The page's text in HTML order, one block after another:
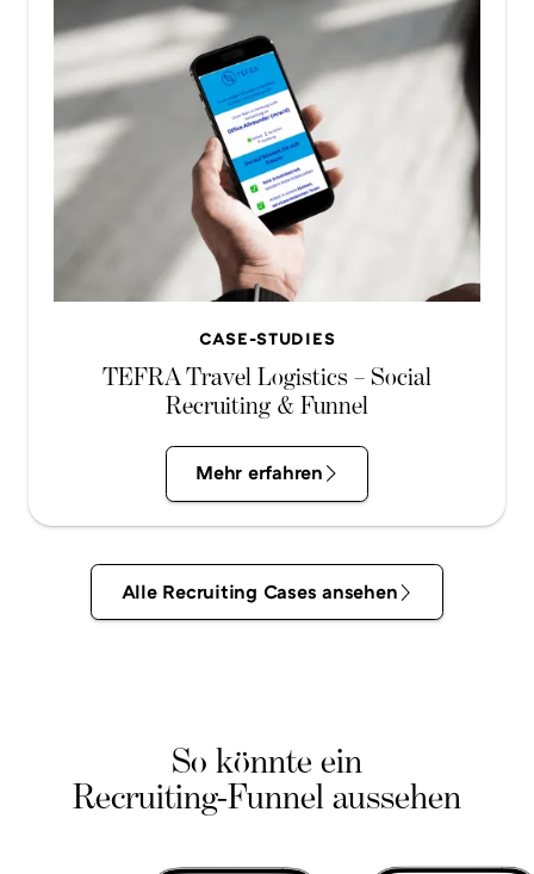
CASE-STUDIES
TEFRA Travel Logistics – Social
Recruiting & Funnel
Mehr erfahren
Alle
Recruiting
Alle Recruiting Cases ansehen
So könnte ein
Recruiting-Funnel aussehen